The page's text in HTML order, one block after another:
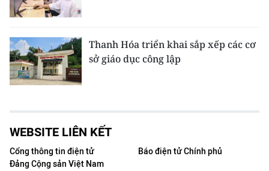
Thanh Hóa triển khai sắp xếp các cơ
sở giáo dục công lập
WEBSITE LIÊN KẾT
Cổng thông tin điện tử
Đảng Cộng sản Việt Nam
Báo điện tử Chính phủ